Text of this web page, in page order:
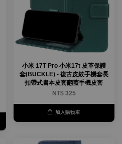
小米 17T Pro 小米17t 皮革保護
套(BUCKLE) - 復古皮紋手機套長
扣帶式書本皮套翻蓋手機皮套
NT$ 325
加入購物車